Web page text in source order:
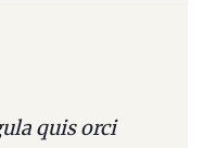
quis orci